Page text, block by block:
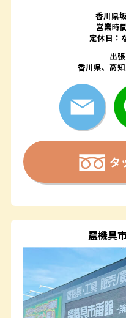
香川県
営業時
定休日：
出
香川県、高
タ
農機具